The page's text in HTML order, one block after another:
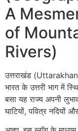
A
of
Rivers)
उत्तराखंड
भारत के उत्तरी भाग में
बसा यह राज्य अपनी
घाटियों, पवित्र नदियों